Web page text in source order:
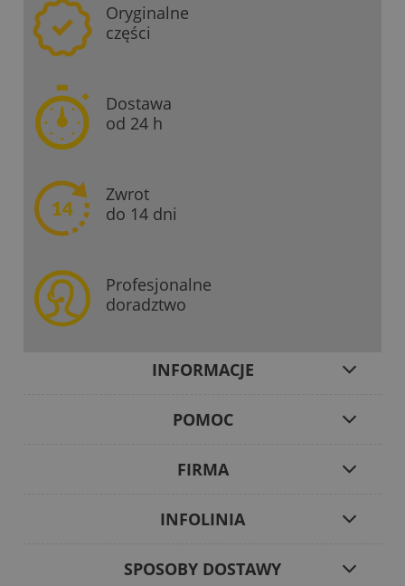
Oryginalne
części
Dostawa
od 24 h
Zwrot
do 14 dni
Profesjonalne
doradztwo
INFORMACJE
POMOC
FIRMA
INFOLINIA
SPOSOBY DOSTAWY